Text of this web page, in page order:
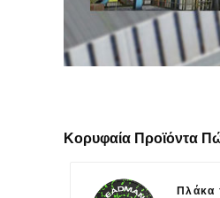
Κορυφαία Προϊόντα
Πλάκα